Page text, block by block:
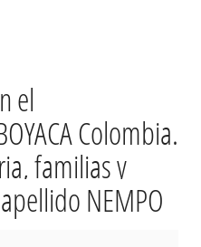
el
Colombia.
familias y
NEMPO